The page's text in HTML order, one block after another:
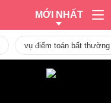
MỚI NHẤT
vụ điểm toán bất